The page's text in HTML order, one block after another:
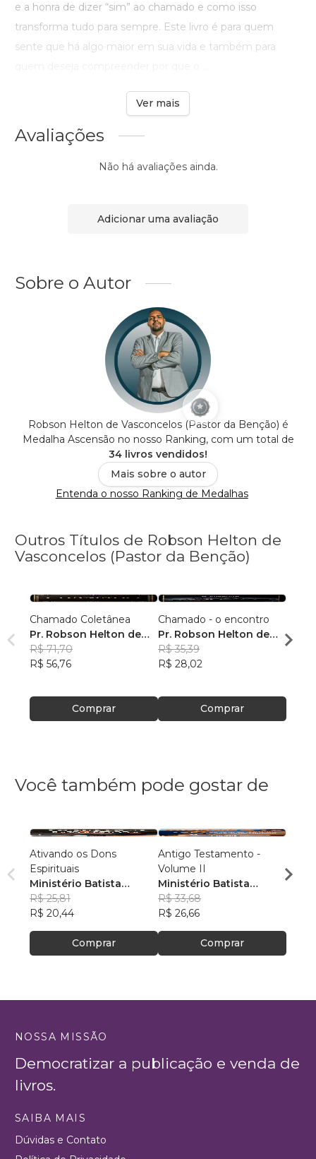
e a honra de dizer “sim” ao chamado e como isso
transforma tudo para sempre. Este livro é para quem
sente que há algo maior em sua vida e também para
Ver mais
Avaliações
Não há avaliações ainda.
Adicionar uma avaliação
Sobre o Autor
Robson Helton de Vasconcelos (Pastor da Benção) é
Medalha Ascensão no nosso Ranking, com um total de
34 livros vendidos!
Mais sobre o autor
Entenda o nosso Ranking de Medalhas
Outros Títulos de Robson Helton de
Vasconcelos (Pastor da Benção)
Chamado Coletânea
Pr. Robson Helton de
Vasconcelos
R$ 71,70
R$ 56,76
Comprar
Chamado - o encontro
Pr. Robson Helton de
Vasconcelos
R$ 35,39
R$ 28,02
Comprar
Pr.
R$
Você também pode gostar de
Ativando os Dons
Espirituais
Ministério Batista
Ebenézer
R$ 25,81
R$ 20,44
Comprar
Antigo Testamento -
Volume II
Ministério Batista
Ebenézer
R$ 33,68
R$ 26,66
Comprar
R$
NOSSA MISSÃO
Democratizar a publicação e venda de
livros.
SAIBA MAIS
Dúvidas e Contato